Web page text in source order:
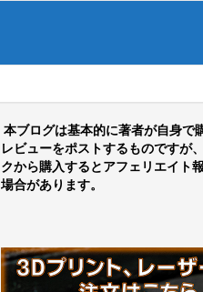
本ブログは基本的に著者が自身で
レビューをポストするものですが
クから購入するとアフェリエイト
場合があります。